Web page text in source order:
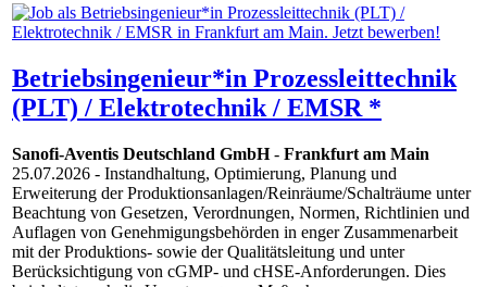
Betriebsingenieur*in Prozessleittechnik
(PLT) / Elektrotechnik / EMSR *
Sanofi-Aventis Deutschland GmbH- Frankfurt am Main
25.07.2026 - Instandhaltung, Optimierung, Planung und
Erweiterung der Produktionsanlagen/Reinräume/Schalträume unter
Beachtung von Gesetzen, Verordnungen, Normen, Richtlinien und
Auflagen von Genehmigungsbehörden in enger Zusammenarbeit
mit der Produktions- sowie der Qualitätsleitung und unter
Berücksichtigung von cGMP- und cHSE-Anforderungen. Dies